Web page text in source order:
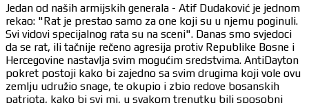
Jedan od naših armijskih generala - Atif Dudaković je jednom
rekao: "Rat je prestao samo za one koji su u njemu poginuli.
Svi vidovi specijalnog rata su na sceni". Danas smo svjedoci
da se rat, ili tačnije rečeno agresija protiv Republike Bosne i
Hercegovine nastavlja svim mogućim sredstvima. AntiDayton
pokret postoji kako bi zajedno sa svim drugima koji vole ovu
zemlju udružio snage, te okupio i zbio redove bosanskih
patriota, kako bi svi mi, u svakom trenutku bili sposobni